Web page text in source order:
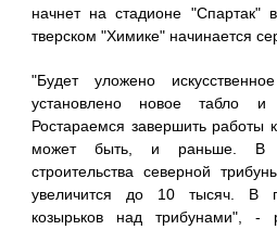
начнет на стадионе
тверском "Химике" начинается
"Будет уложено
установлено новое табло и
Ростараемся завершить работы
может быть, и раньше. В
строительства северной
увеличится до 10 тысяч. В
козырьков над трибунами", -